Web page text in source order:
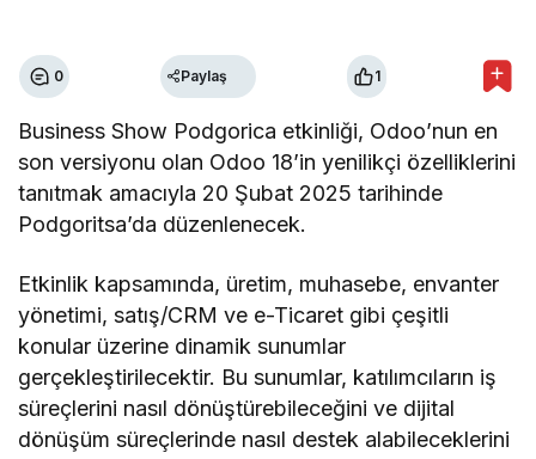
0 Paylaş 1
Business Show Podgorica etkinliği, Odoo’nun en
son versiyonu olan Odoo 18’in yenilikçi özelliklerini
tanıtmak amacıyla 20 Şubat 2025 tarihinde
Podgoritsa’da düzenlenecek.
Etkinlik kapsamında, üretim, muhasebe, envanter
yönetimi, satış/CRM ve e-Ticaret gibi çeşitli
konular üzerine dinamik sunumlar
gerçekleştirilecektir. Bu sunumlar, katılımcıların iş
süreçlerini nasıl dönüştürebileceğini ve dijital
dönüşüm süreçlerinde nasıl destek alabileceklerini